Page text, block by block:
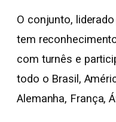
O conjunto,
tem
com turnês e
todo o Brasil,
Alemanha, França,